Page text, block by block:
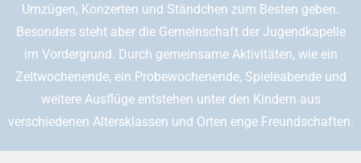
Umzügen, Konzerten und Ständchen zum Besten geben.
Besonders steht aber die Gemeinschaft der Jugendkapelle
im Vordergrund. Durch gemeinsame Aktivitäten, wie ein
Zeltwochenende, ein Probewochenende, Spieleabende und
weitere Ausflüge entstehen unter den Kindern aus
verschiedenen Altersklassen und Orten enge Freundschaften.